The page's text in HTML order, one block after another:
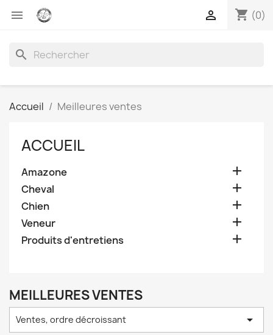
 shopping_cart (0)

search
Accueil Meilleures ventes
ACCUEIL
Amazone 
Cheval 
Chien 
Veneur 
Produits d'entretiens 
MEILLEURES VENTES
Ventes, ordre décroissant 